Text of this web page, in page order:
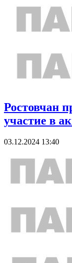
Ростовчан
участие в
03.12.2024 13:40